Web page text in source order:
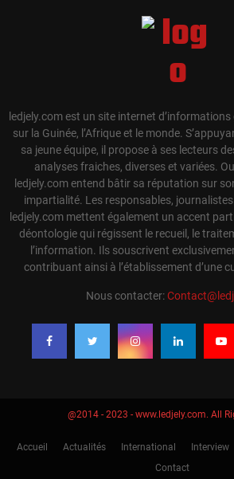
ledjely.com est un site internet d’informations
sur la Guinée, l’Afrique et le monde.
sa jeune équipe, il propose à ses lecteurs
analyses fraiches, diverses et variées.
ledjely.com entend bâtir sa réputation sur
impartialité. Les responsables,
ledjely.com mettent également un accent
déontologie qui régissent le recueil, le
l’information. Ils souscrivent
contribuant ainsi à l’établissement d’une
Nous contacter:
@2014 - 2023 - www.ledjely.com. All
Accueil Actualités International Interview
Contact